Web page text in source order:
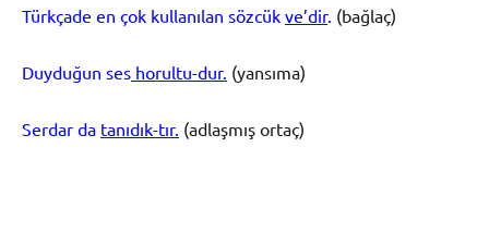
Türkçade en çok kullanılan sözcük ve’dir. (bağlaç)
Duyduğun ses horultu-dur. (yansıma)
Serdar da tanıdık-tır. (adlaşmış ortaç)